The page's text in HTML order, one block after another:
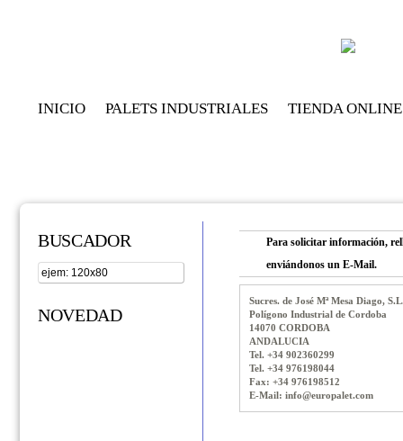
INICIO PALETS INDUSTRIALES TIENDA ONLINE
BUSCADOR
NOVEDAD
Para solicitar información,
enviándonos un E-Mail.
Sucres. de José Mª Mesa Diago,
Polígono Industrial de Cordoba
14070 CORDOBA
ANDALUCIA
Tel. +34 902360299
Tel. +34 976198044
Fax: +34 976198512
E-Mail: info@europalet.com